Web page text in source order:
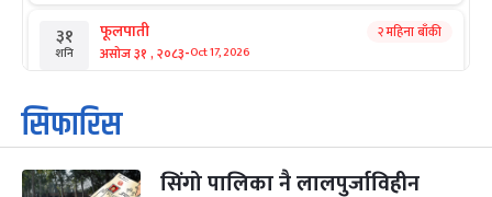
३१
शनि
फूलपाती
असोज ३१ , २०८३-Oct 17, 2026
२ महिना बाँकी
१
आइत
कार्तिक सङ्क्रान्ति
कार्तिक १, २०८३
३ महानवमी २ महिना बाँकी
सिफारिस
सिंगो पालिका नै लालपुर्जाविहीन